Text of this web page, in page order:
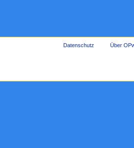
Datenschutz Über